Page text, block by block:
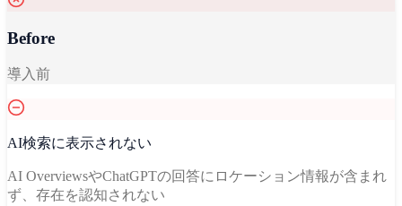
Before
導入前
AI検索に表示されない
AI OverviewsやChatGPTの回答にロケーション情報が含まれ
ず、存在を認知されない